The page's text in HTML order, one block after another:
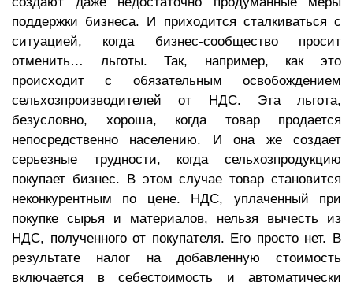
поддержки бизнеса. И приходится сталкиваться с
ситуацией, когда бизнес-сообщество просит
отменить… льготы. Так, например, как это
происходит с обязательным освобождением
сельхозпроизводителей от НДС. Эта льгота,
безусловно, хороша, когда товар продается
непосредственно населению. И она же создает
серьезные трудности, когда сельхозпродукцию
покупает бизнес. В этом случае товар становится
неконкурентным по цене. НДС, уплаченный при
покупке сырья и материалов, нельзя вычесть из
НДС, полученного от покупателя. Его просто нет. В
результате налог на добавленную стоимость
включается в себестоимость и автоматически